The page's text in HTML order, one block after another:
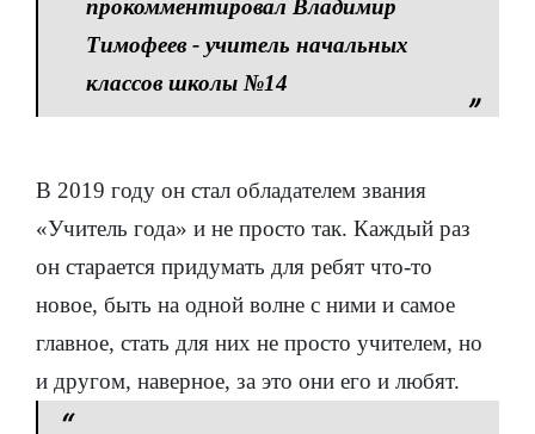
прокомментировал Владимир
Тимофеев - учитель начальных
классов школы №14
В 2019 году он стал обладателем звания
«Учитель года» и не просто так. Каждый раз
он старается придумать для ребят что-то
новое, быть на одной волне с ними и самое
главное, стать для них не просто учителем, но
и другом, наверное, за это они его и любят.